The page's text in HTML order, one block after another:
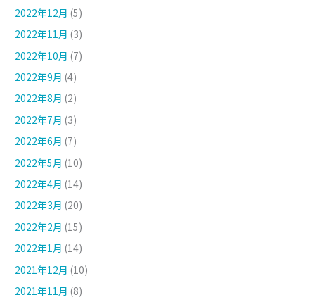
2022年12月 (5)
2022年11月 (3)
2022年10月 (7)
2022年9月 (4)
2022年8月 (2)
2022年7月 (3)
2022年6月 (7)
2022年5月 (10)
2022年4月 (14)
2022年3月 (20)
2022年2月 (15)
2022年1月 (14)
2021年12月 (10)
2021年11月 (8)